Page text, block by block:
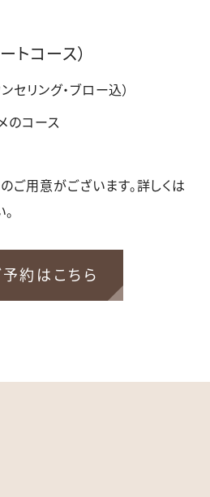
トコース）
ンセリング・ブロー込）
のコース
ご用意がございます。詳しくは
予約はこちら